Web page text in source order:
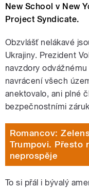
New School v New
Project Syndicate.
Obzvlášť nelákavé
Ukrajiny. Prezident
navzdory
navrácení všech
anektovalo, ani plné
bezpečnostními
Romancov:
Trumpovi. Přesto
neprospěje
To si přál i bývalý